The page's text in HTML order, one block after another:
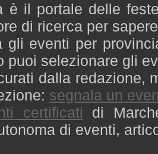
è il portale delle
di ricerca per
gli eventi per
puoi selezionare gli
dalla redazione,
segnala un
certificati di
di eventi,